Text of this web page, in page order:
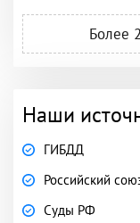
Более
Наши
ГИБДД
Российский
Суды РФ